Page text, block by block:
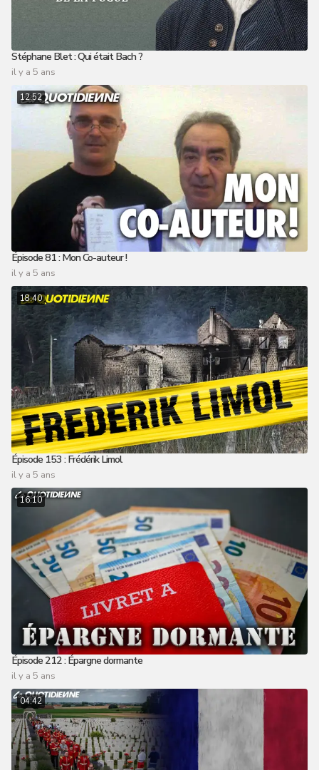
Stéphane Blet : Qui était Bach ?
il y a 5 ans
12:52
Épisode 81 : Mon Co-auteur !
il y a 5 ans
18:40
Épisode 153 : Frédérik Limol
il y a 5 ans
16:10
Épisode 212 : Épargne dormante
il y a 5 ans
04:42